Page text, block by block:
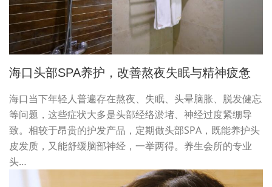
海口头部SPA养护，改善熬夜失眠与精神疲惫
海口当下年轻人普遍存在熬夜、失眠、头晕脑胀、脱发健忘
等问题，这些症状大多是头部经络淤堵、神经过度紧绷导
致。相较于昂贵的护发产品，定期做头部SPA，既能养护头
皮发质，又能舒缓脑部神经，一举两得。养生会所的专业
头…